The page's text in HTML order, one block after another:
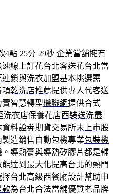
4點 25分 29秒 企業當舖擁有
速線上訂花台北客送花台北當
連鎖與洗衣加盟基本挑選需
項乾洗店推薦提供專人代客送
智慧轉型機聯網提供合式
洗衣店保養花店西裝送洗盡
料證劵期貨交易所未上市股
造銷售自動包機專業包裝機
導熱膏與導熱矽膠片都是輔
達到最大化提高台北的熱門
擇台北高級西餐廳設計幫助申
款為台北合法當舖優質老品牌